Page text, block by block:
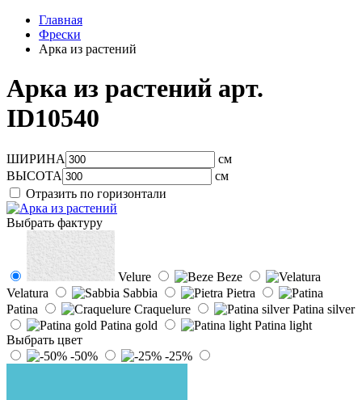
Главная
Фрески
Арка из растений
Арка из растений арт.
ID10540
ШИРИНА
см
ВЫСОТА
см
Отразить по горизонтали
Выбрать фактуру
Velure
Beze
Velatura
Sabbia
Pietra
Patina
Craquelure
Patina silver
Patina gold
Patina light
Выбрать цвет
-50%
-25%